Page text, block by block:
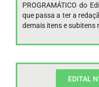
PROGRAMÁTICO do
que passa a ter a
demais itens e
EDITAL